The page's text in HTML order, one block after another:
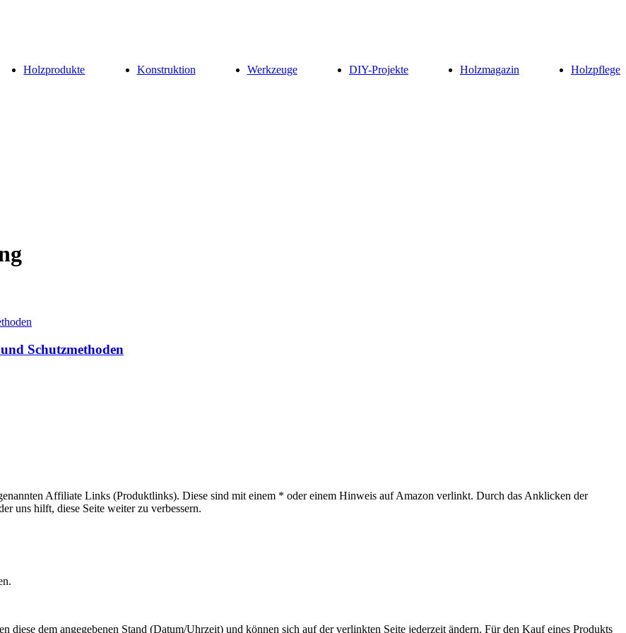
Holzprodukte Konstruktion Werkzeuge DIY-Projekte Holzmagazin
Holzpflege
Schutzmethoden
Affiliate Links (Produktlinks). Diese sind mit einem * oder einem Hinweis auf Amazon verlinkt. Durch das Anklicken der
uns hilft, diese Seite weiter zu verbessern.
diese dem angegebenen Stand (Datum/Uhrzeit) und können sich auf der verlinkten Seite jederzeit ändern. Für den Kauf eines Produkts